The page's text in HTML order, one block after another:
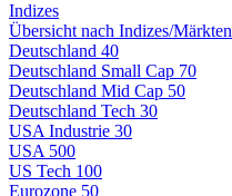
Indizes
Übersicht nach Indizes/Märkten
Deutschland 40
Deutschland Small Cap 70
Deutschland Mid Cap 50
Deutschland Tech 30
USA Industrie 30
USA 500
US Tech 100
Eurozone 50